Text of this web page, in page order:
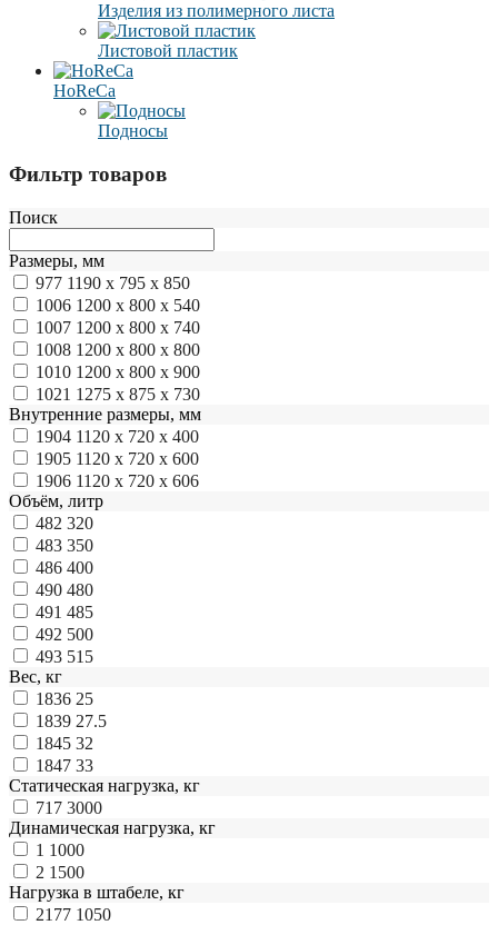
Изделия из полимерного листа
Листовой пластик
HoReCa
Подносы
Фильтр товаров
Поиск
Размеры, мм
977 1190 x 795 x 850
1006 1200 x 800 x 540
1007 1200 x 800 x 740
1008 1200 x 800 x 800
1010 1200 x 800 x 900
1021 1275 x 875 x 730
Внутренние размеры, мм
1904 1120 x 720 x 400
1905 1120 x 720 x 600
1906 1120 x 720 x 606
Объём, литр
482 320
483 350
486 400
490 480
491 485
492 500
493 515
Вес, кг
1836 25
1839 27.5
1845 32
1847 33
Статическая нагрузка, кг
717 3000
Динамическая нагрузка, кг
1 1000
2 1500
Нагрузка в штабеле, кг
2177 1050